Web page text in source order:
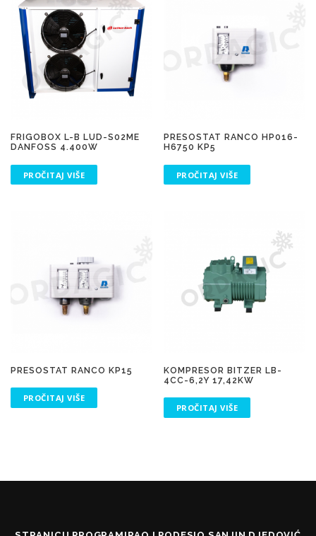
FRIGOBOX L-B LUD-S02ME
DANFOSS 4.400W
PROČITAJ VIŠE
PRESOSTAT RANCO HP016-
H6750 KP5
PROČITAJ VIŠE
PRESOSTAT RANCO KP15
PROČITAJ VIŠE
KOMPRESOR BITZER LB-
4CC-6,2Y 17,42KW
PROČITAJ VIŠE